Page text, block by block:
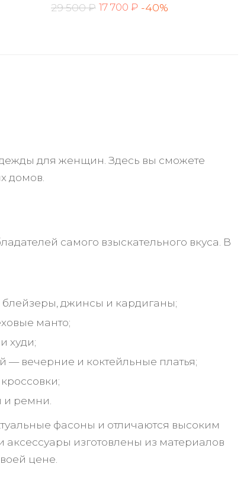
29 500 ₽ 17 700 ₽ -40%
для женщин. Здесь вы сможете
домов.
самого взыскательного вкуса. В
джинсы и кардиганы;
манто;
худи;
— вечерние и коктейльные платья;
ремни.
фасоны и отличаются высоким
аксессуары изготовлены из материалов
цене.